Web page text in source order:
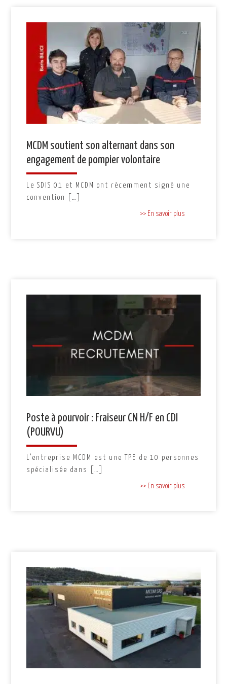
MCDM soutient son alternant dans son
engagement de pompier volontaire
Le SDIS 01 et MCDM ont récemment signé une
convention […]
>> En savoir plus
Poste à pourvoir : Fraiseur CN H/F en CDI
(POURVU)
L’entreprise MCDM est une TPE de 10 personnes
spécialisée dans […]
>> En savoir plus